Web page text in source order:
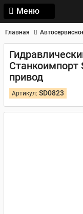
Меню
Главная
Станкоимпорт
привод
Артикул: SD0823